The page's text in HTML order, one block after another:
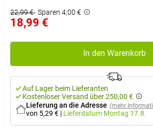
22,99 € Sparen 4,00 €
18,99 €
In den Warenkorb
Auf Lager beim Lieferanten
Kostenloser Versand über 250,00 €
Lieferung an die Adresse (mehr
von 5,29 € | Lieferdatum Montag 17.8.